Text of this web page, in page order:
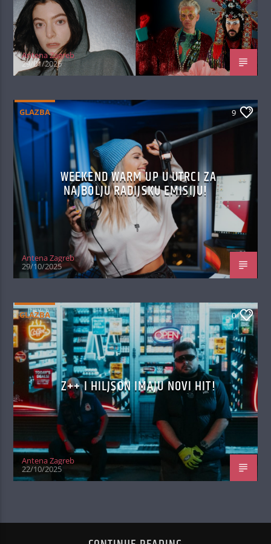
Antena Zagreb
29/01/2026
GLAZBA 9
WEEKEND WARM UP U UTRCI ZA
NAJBOLJU RADIJSKU EMISIJU!
Antena Zagreb
29/10/2025
GLAZBA 0
Z++ I HILJSON IMAJU NOVI HIT!
Antena Zagreb
22/10/2025